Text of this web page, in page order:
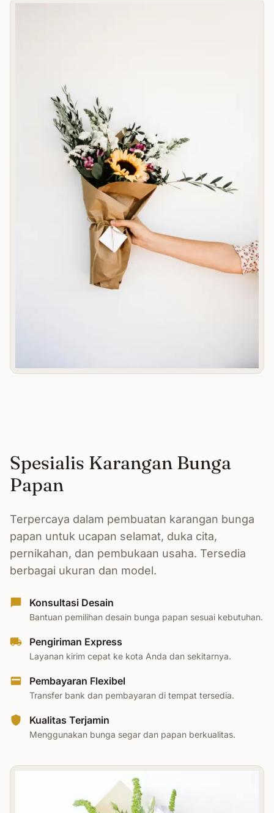
Spesialis Karangan Bunga
Papan
Terpercaya dalam pembuatan karangan bunga
papan untuk ucapan selamat, duka cita,
pernikahan, dan pembukaan usaha. Tersedia
berbagai ukuran dan model.
Konsultasi Desain
Bantuan pemilihan desain bunga papan sesuai kebutuhan.
Pengiriman Express
Layanan kirim cepat ke kota Anda dan sekitarnya.
Pembayaran Flexibel
Transfer bank dan pembayaran di tempat tersedia.
Kualitas Terjamin
Menggunakan bunga segar dan papan berkualitas.